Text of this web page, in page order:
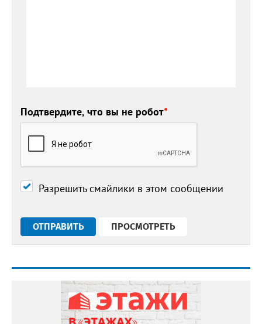
Подтвердите, что вы не робот*
Разрешить смайлики в этом сообщении